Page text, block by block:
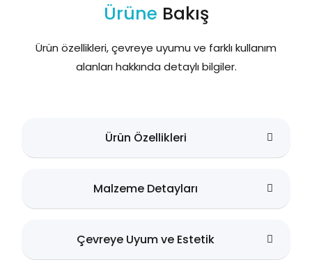
Ürüne Bakış
Ürün özellikleri, çevreye uyumu ve farklı kullanım
alanları hakkında detaylı bilgiler.
Ürün Özellikleri
Malzeme Detayları
Çevreye Uyum ve Estetik